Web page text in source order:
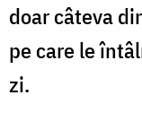
doar câteva
pe care le
zi.